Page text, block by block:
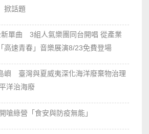
掀話題
新單曲 3組人氣樂團同台開唱 從產業
高速青春」音樂展演8/23免費登場
嶼 臺灣與夏威夷深化海洋廢棄物治理
洋治海廢
嗆綠營「食安與防疫無能」